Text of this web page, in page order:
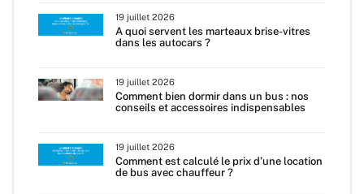
19 juillet 2026
A quoi servent les marteaux brise-vitres
dans les autocars ?
19 juillet 2026
Comment bien dormir dans un bus : nos
conseils et accessoires indispensables
19 juillet 2026
Comment est calculé le prix d’une location
de bus avec chauffeur ?